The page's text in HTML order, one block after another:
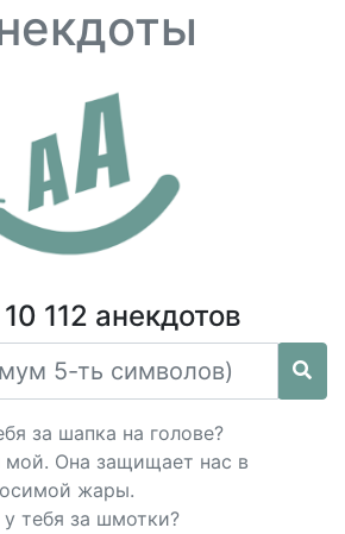
112 анекдотов
за шапка на голове?
Она защищает нас в
жары.
тебя за шмотки?